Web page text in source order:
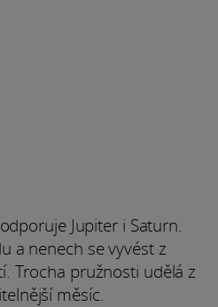
Jupiter i Saturn.
a nenech se vyvést z
Trocha pružnosti udělá z
měsíc.